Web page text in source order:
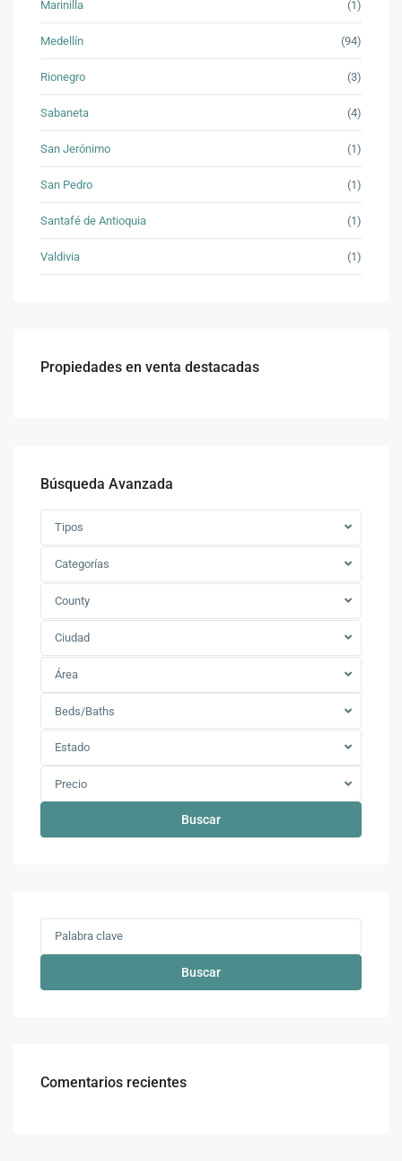
Marinilla (1)
Medellín (94)
Rionegro (3)
Sabaneta (4)
San Jerónimo (1)
San Pedro (1)
Santafé de Antioquia (1)
Valdivia (1)
Propiedades en venta destacadas
Búsqueda Avanzada
Tipos
Categorías
County
Ciudad
Área
Beds/Baths
Estado
Precio
Buscar
Buscar
Comentarios recientes